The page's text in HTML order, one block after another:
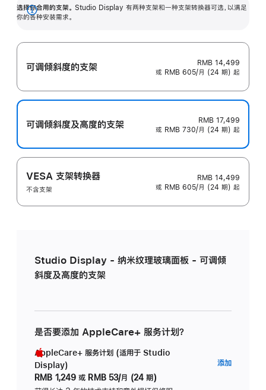
选择你合用的支架。 Studio Display 有两种支架和一种支架转换器可选，以满足
你的各种安装需求。
展
可调倾斜度的支架
RMB 14,499
或 RMB 605/月 (24 期) 起
可调倾斜度及高‍度的支‍架
RMB 17,499
或 RMB 730/月 (24 期) 起
VESA 支架转换器
不含支架
RMB 14,499
或 RMB 605/月 (24 期) 起
Studio Display - 纳米纹理玻璃面板 - 可调倾
斜度及高度的支架
是否要添加 AppleCare+ 服务计划？
AppleCare+ 服务计划 (适用于 Studio
Display)
RMB 1,249 或 RMB 53/月 (24 期)
添加